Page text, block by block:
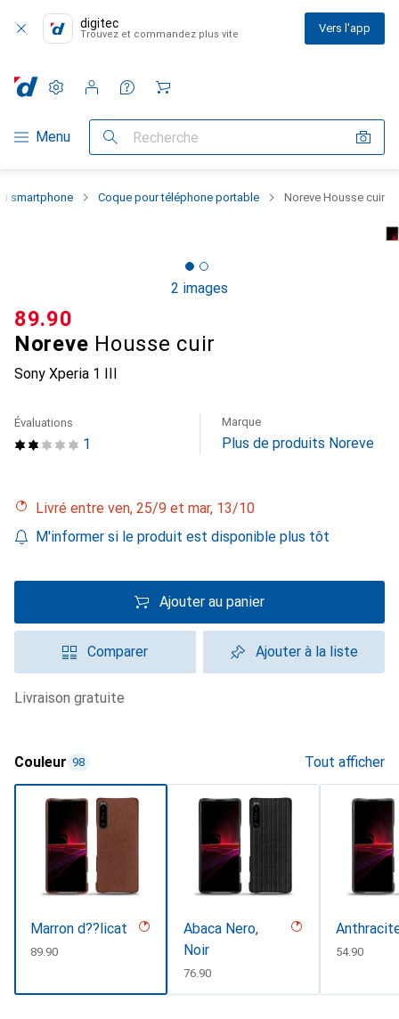
digitec
Trouvez et commandez plus vite Vers l'app
Navigation par catégorie
Menu Recherche
Paramètres
Compte client
Listes de comparaison
Listes d'envies
Panier
smartphone Coque pour téléphone portable Noreve Housse cuir
2 images
Noreve Housse cuir
Sony Xperia 1 III
CHF
89.90
1
Évaluations Marque
Plus de produits Noreve
Livré entre ven, 25/9 et mar, 13/10
M'informer si le produit est disponible plus tôt
Ajouter au panier
Comparer Ajouter à la liste
livraison gratuite
Couleur 98 Tout afficher
Marron d??licat
CHF
89.90
Abaca Nero,
Noir
CHF
76.90
CHF
54.90